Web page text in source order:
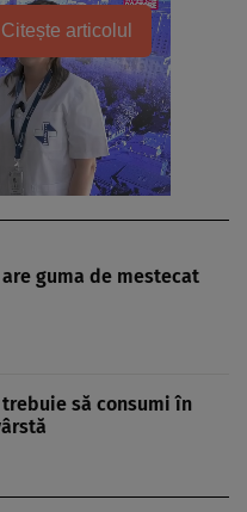
Citește articolul
guma de mestecat
să consumi în